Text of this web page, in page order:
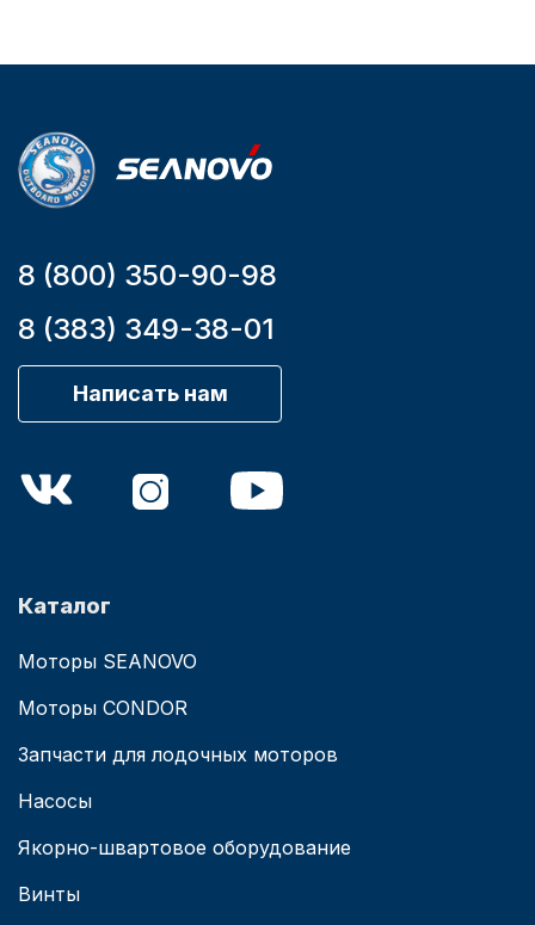
8 (800) 350-90-98
8 (383) 349-38-01
Написать нам
Каталог
Моторы SEANOVO
Моторы CONDOR
Запчасти для лодочных моторов
Насосы
Якорно-швартовое оборудование
Винты